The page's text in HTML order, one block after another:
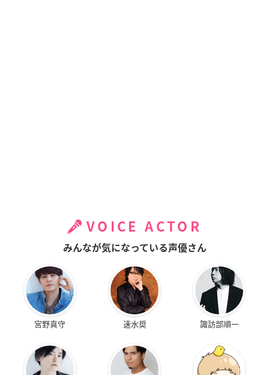
VOICE ACTOR
みんなが気になっている声優さん
宮野真守 速水奨 諏訪部順一